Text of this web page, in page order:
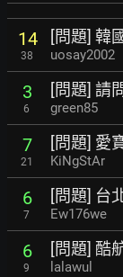
14
38
[問題] 韓
uosay2002
3
6
[問題] 請
green85
7
21
[問題] 愛
KiNgStAr
6
7
[問題] 台
Ew176we
6
9
[問題] 酷
lalawul